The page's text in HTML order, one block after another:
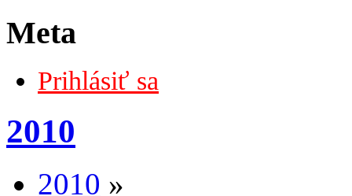
Meta
Prihlásiť sa
2010
2010 »